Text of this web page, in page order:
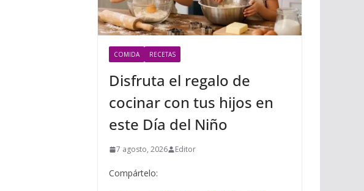
COMIDA RECETAS
Disfruta el regalo de
cocinar con tus hijos en
este Día del Niño
7 agosto, 2026 Editor
Compártelo: